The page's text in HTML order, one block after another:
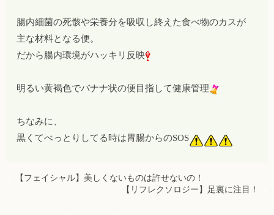
腸内細菌の死骸や栄養分を吸収し終えた食べ物のカスが
主な材料となる便。
だから腸内環境がハッキリ反映
明るい黄褐色でバナナ状の便目指して健康管理
ちなみに、
黒くてべっとりしてる時は胃腸からのSOS
【フェイシャル】美しくないものは許せないの！
【リフレクソロジー】足裏に注目！